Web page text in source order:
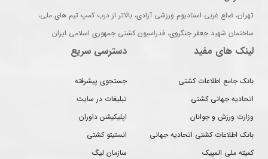
تهران، ضلع غربی استادیوم ورزشی آزادی، بالاتر از درب کمپ تیم های ملی،
ساختمان شهید جعفر جنگروی، فدراسیون کشتی جمهوری اسلامی ایران
لینک های مفید
بانک جامع اطلاعات کشتی
اتحادیه جهانی کشتی
وزارت ورزش و جوانان
بانک اطلاعات کشتی اتحادیه جهانی
کمیته ملی المپیک
دسترسی سریع
جستجوی پیشرفته
تبلیغات در سایت
اپلیکیشن داوران
انستیتو کشتی
سازمان لیگ